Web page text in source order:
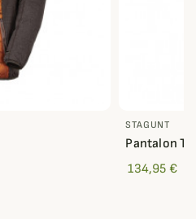
STAGUNT
Pantalon
134,95 €